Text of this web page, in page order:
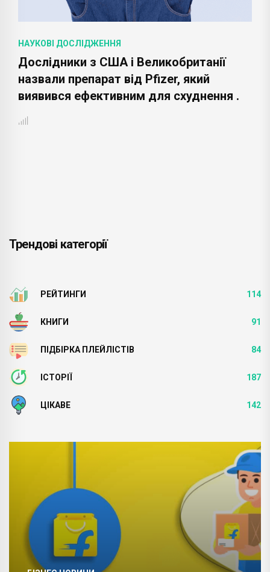
НАУКОВІ ДОСЛІДЖЕННЯ
Дослідники з США і Великобританії
назвали препарат від Pfizer, який
виявився ефективним для схуднення .
Трендові категорії
РЕЙТИНГИ 114
КНИГИ 91
ПІДБІРКА ПЛЕЙЛІСТІВ 84
ІСТОРІЇ 187
ЦІКАВЕ 142